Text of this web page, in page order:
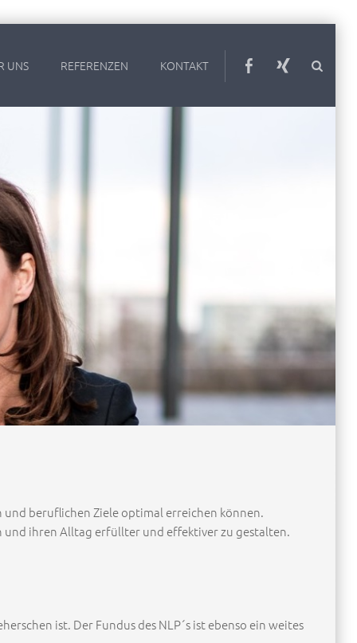
UNS REFERENZEN KONTAKT
und beruflichen Ziele optimal erreichen können.
und ihren Alltag erfüllter und effektiver zu gestalten.
ist. Der Fundus des NLP´s ist ebenso ein weites